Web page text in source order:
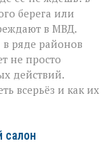
прощает
легкомыслия»:
МВД — о
том,
как
уберечь
себя
и
берега или
в МВД.
ряде районов
не просто
действий.
всерьёз и как их
салон